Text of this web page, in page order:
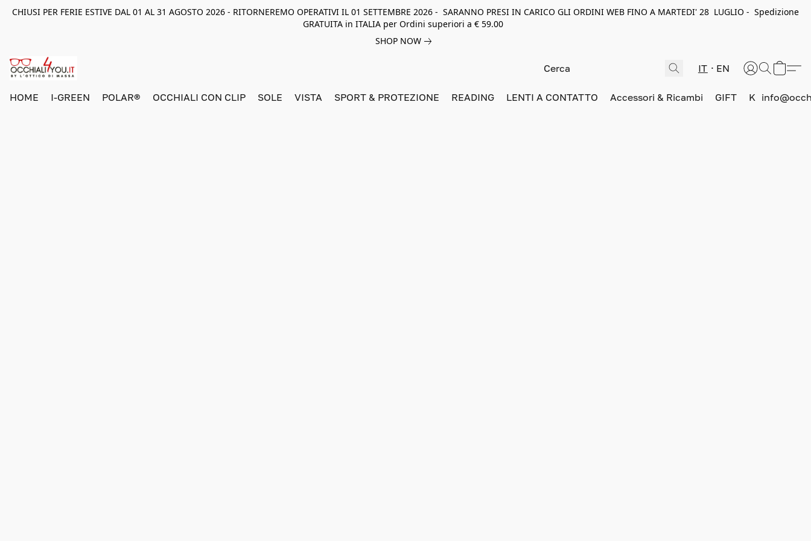
CHIUSI PER FERIE ESTIVE DAL 01 AL 31 AGOSTO 2026 - RITORNEREMO OPERATIVI IL 01 SETTEMBRE 2026 - SARANNO PRESI IN CARICO GLI ORDINI WEB FINO A MARTEDI' 28 LUGLIO - Spedizione
GRATUITA in ITALIA per Ordini superiori a € 59.00
SHOP NOW
IT EN
HOME I-GREEN POLAR® OCCHIALI CON CLIP SOLE VISTA SPORT & PROTEZIONE READING LENTI A CONTATTO Accessori & Ricambi GIFT K